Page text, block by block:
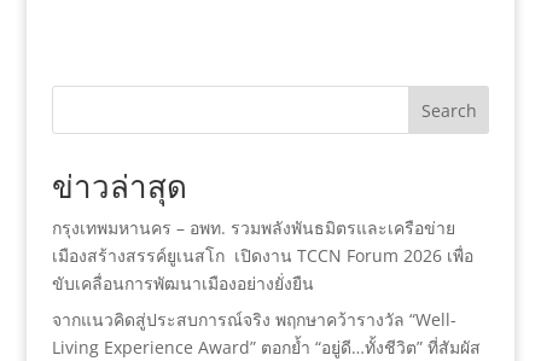
Search
ข่าวล่าสุด
กรุงเทพมหานคร – อพท. รวมพลังพันธมิตรและเครือข่าย
เมืองสร้างสรรค์ยูเนสโก เปิดงาน TCCN Forum 2026 เพื่อ
ขับเคลื่อนการพัฒนาเมืองอย่างยั่งยืน
จากแนวคิดสู่ประสบการณ์จริง พฤกษาคว้ารางวัล “Well-
Living Experience Award” ตอกย้ำ “อยู่ดี…ทั้งชีวิต” ที่สัมผัส